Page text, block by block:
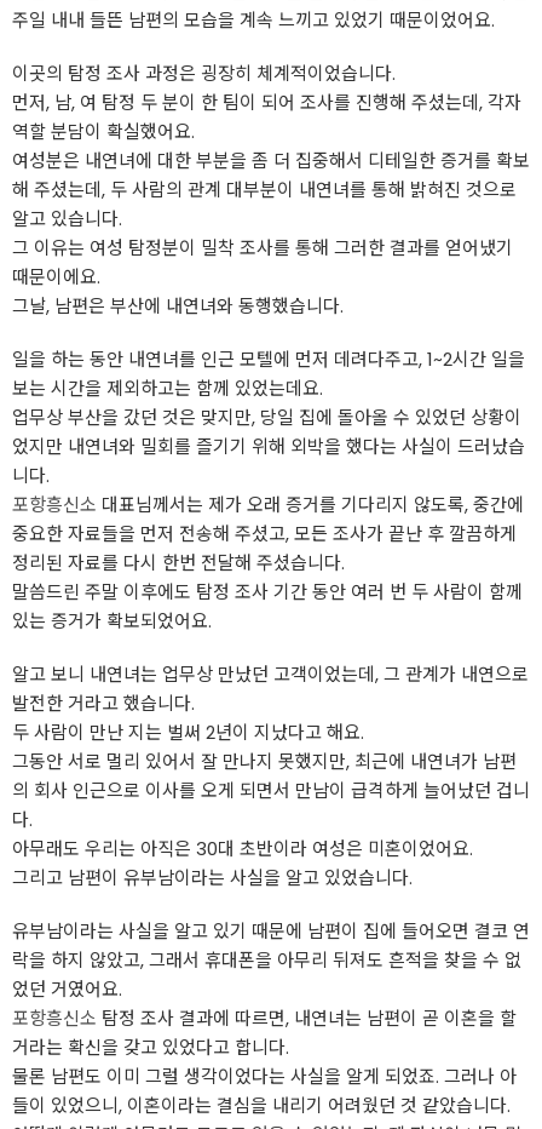
주일 내내 들뜬 남편의 모습을 계속 느끼고 있었기 때문이었어요.
이곳의 탐정 조사 과정은 굉장히 체계적이었습니다.
먼저, 남, 여 탐정 두 분이 한 팀이 되어 조사를 진행해 주셨는데, 각자
역할 분담이 확실했어요.
여성분은 내연녀에 대한 부분을 좀 더 집중해서 디테일한 증거를 확보
해 주셨는데, 두 사람의 관계 대부분이 내연녀를 통해 밝혀진 것으로
알고 있습니다.
그 이유는 여성 탐정분이 밀착 조사를 통해 그러한 결과를 얻어냈기
때문이에요.
그날, 남편은 부산에 내연녀와 동행했습니다.
일을 하는 동안 내연녀를 인근 모텔에 먼저 데려다주고, 1~2시간 일을
보는 시간을 제외하고는 함께 있었는데요.
업무상 부산을 갔던 것은 맞지만, 당일 집에 돌아올 수 있었던 상황이
었지만 내연녀와 밀회를 즐기기 위해 외박을 했다는 사실이 드러났습
니다.
포항흥신소 대표님께서는 제가 오래 증거를 기다리지 않도록, 중간에
중요한 자료들을 먼저 전송해 주셨고, 모든 조사가 끝난 후 깔끔하게
정리된 자료를 다시 한번 전달해 주셨습니다.
말씀드린 주말 이후에도 탐정 조사 기간 동안 여러 번 두 사람이 함께
있는 증거가 확보되었어요.
알고 보니 내연녀는 업무상 만났던 고객이었는데, 그 관계가 내연으로
발전한 거라고 했습니다.
두 사람이 만난 지는 벌써 2년이 지났다고 해요.
그동안 서로 멀리 있어서 잘 만나지 못했지만, 최근에 내연녀가 남편
의 회사 인근으로 이사를 오게 되면서 만남이 급격하게 늘어났던 겁니
다.
아무래도 우리는 아직은 30대 초반이라 여성은 미혼이었어요.
그리고 남편이 유부남이라는 사실을 알고 있었습니다.
유부남이라는 사실을 알고 있기 때문에 남편이 집에 들어오면 결코 연
락을 하지 않았고, 그래서 휴대폰을 아무리 뒤져도 흔적을 찾을 수 없
었던 거였어요.
포항흥신소 탐정 조사 결과에 따르면, 내연녀는 남편이 곧 이혼을 할
거라는 확신을 갖고 있었다고 합니다.
물론 남편도 이미 그럴 생각이었다는 사실을 알게 되었죠. 그러나 아
들이 있었으니, 이혼이라는 결심을 내리기 어려웠던 것 같았습니다.